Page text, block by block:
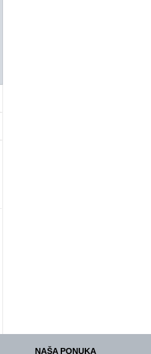
NAŠA PONUKA